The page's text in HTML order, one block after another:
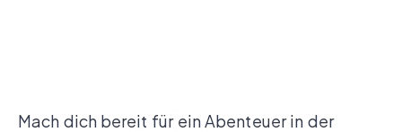
Mach dich bereit für ein Abenteuer in der